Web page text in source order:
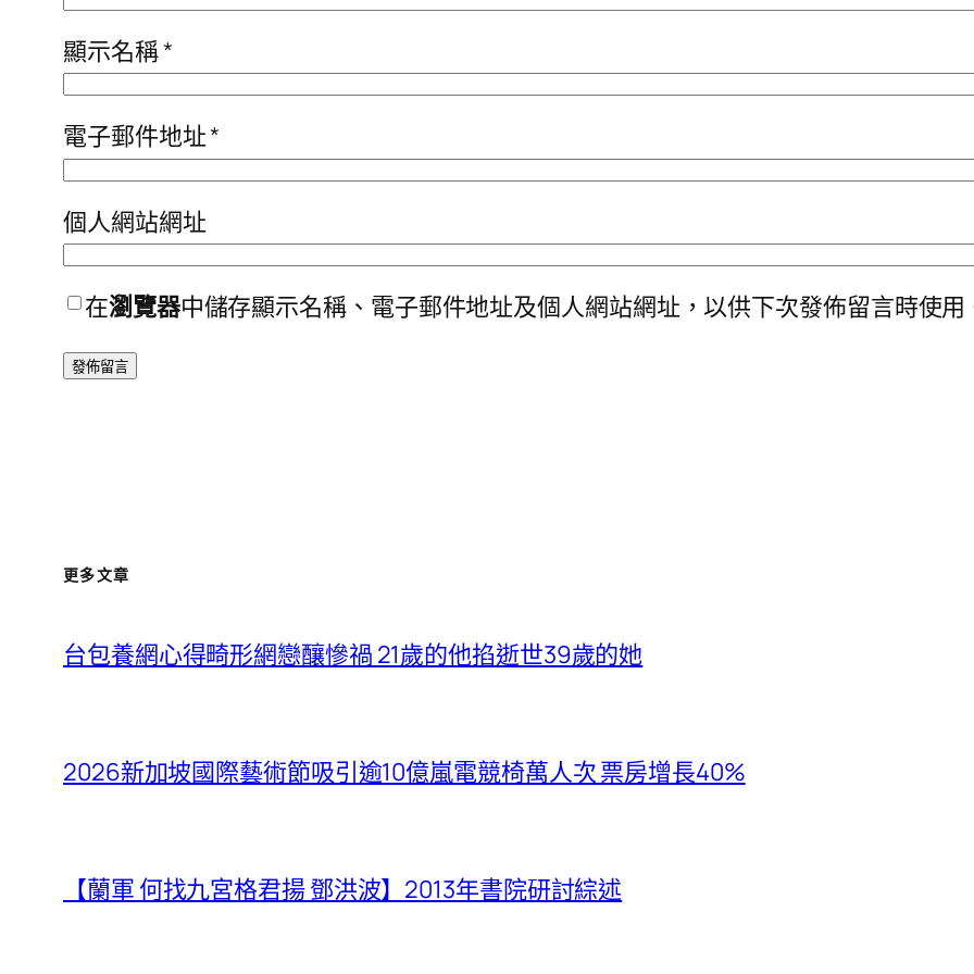
顯示名稱*
電子郵件地址*
個人網站網址
在瀏覽器中儲存顯示名稱、電子郵件地址及個人網站網址，以供下次發佈留言時使用
更多文章
台包養網心得畸形網戀釀慘禍 21歲的他掐逝世39歲的她
2026新加坡國際藝術節吸引逾10億嵐電競椅萬人次 票房增長40%
【蘭軍 何找九宮格君揚 鄧洪波】2013年書院研討綜述